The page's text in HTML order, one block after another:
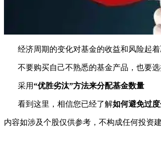
经济周期的变化对基金的收益和风险起着
不要购买自己不熟悉的基金产品，也要选
采用“优胜劣汰”方法来分配基金数量
看到这里，相信您已经了解如何避免过
内容如涉及个股仅供参考，不构成任何投资